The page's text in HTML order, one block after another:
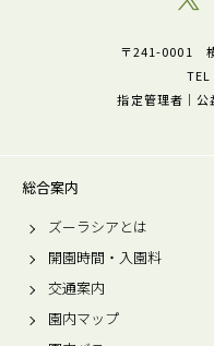
〒241-0001
指定管理者｜公
総合案内
ズーラシアとは
開園時間・入園料
交通案内
園内マップ